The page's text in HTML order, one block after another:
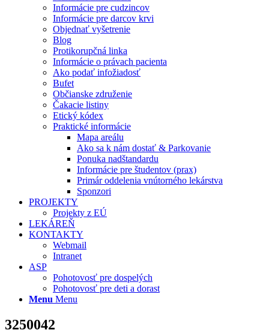
Informácie pre cudzincov
Informácie pre darcov krvi
Objednať vyšetrenie
Blog
Protikorupčná linka
Informácie o právach pacienta
Ako podať infožiadosť
Bufet
Občianske združenie
Čakacie listiny
Etický kódex
Praktické informácie
Mapa areálu
Ako sa k nám dostať & Parkovanie
Ponuka nadštandardu
Informácie pre študentov (prax)
Primár oddelenia vnútorného lekárstva
Sponzori
PROJEKTY
Projekty z EÚ
LEKÁREŇ
KONTAKTY
Webmail
Intranet
ASP
Pohotovosť pre dospelých
Pohotovosť pre deti a dorast
Menu Menu
3250042